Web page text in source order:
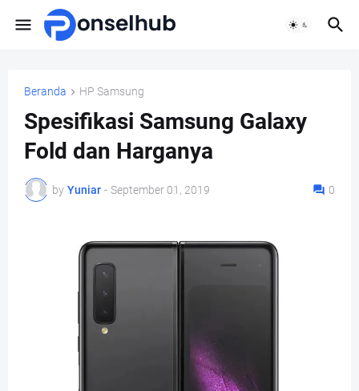
Beranda HP Samsung
Spesifikasi Samsung Galaxy
Fold dan Harganya
by Yuniar - September 01, 2019 0